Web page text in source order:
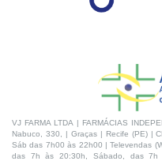
VJ FARMA LTDA | FARMÁCIAS
Nabuco, 330, | Graças | Recife (PE) |
Sáb das 7h00 às 22h00 | Televendas
das 7h às 20:30h, Sábado, das